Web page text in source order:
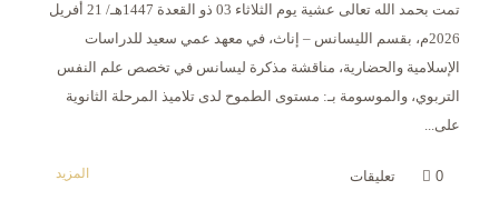
تمت بحمد الله تعالى عشية يوم الثلاثاء 03 ذو القعدة 1447هـ/ 21 أفريل
2026م، بقسم الليسانس – إناث، في معهد عمي سعيد للدراسات
الإسلامية والحضارية، مناقشة مذكرة ليسانس في تخصص علم النفس
التربوي، والموسومة بـ: مستوى الطموح لدى تلاميذ المرحلة الثانوية
على...
المزيد 0 تعليقات